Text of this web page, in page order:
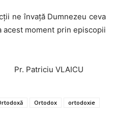
ne învață Dumnezeu ceva
moment prin episcopii
VLAICU
Ortodox
ortodoxie